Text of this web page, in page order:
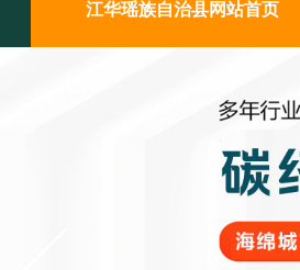
江华瑶族自治县网站首页